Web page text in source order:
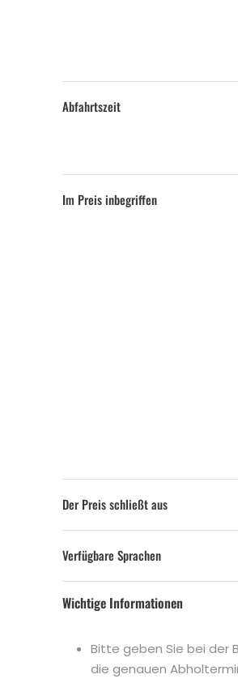
Abfahrtszeit
Im Preis inbegriffen
Der Preis schließt aus
Verfügbare Sprachen
Wichtige Informationen
Bitte geben Sie bei der
die genauen